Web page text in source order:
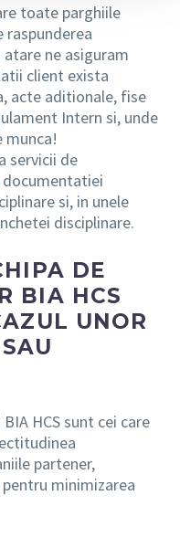
toate parghiile
raspunderea
ne asiguram
client exista
acte aditionale, fise
Intern si, unde
munca!
servicii de
si, in unele
disciplinare.
DE
BIA HCS
UNOR
HCS sunt cei care
partener,
minimizarea